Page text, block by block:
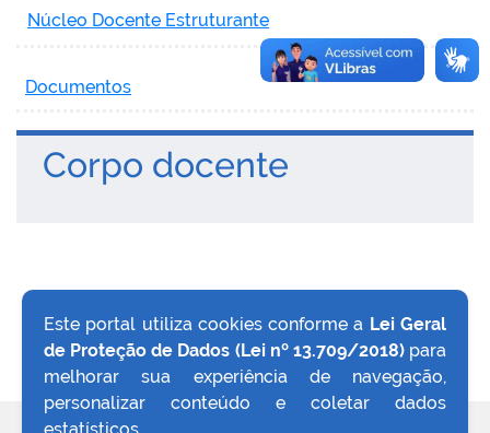
Núcleo Docente Estruturante
Documentos
Corpo docente
VOLTAR AO TOPO
Este portal utiliza cookies conforme a Lei Geral
de Proteção de Dados (Lei nº 13.709/2018)para
melhorar sua experiência de navegação,
personalizar conteúdo e coletar dados